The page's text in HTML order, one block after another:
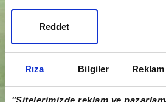
Rıza Bilgiler Reklam
Reddet